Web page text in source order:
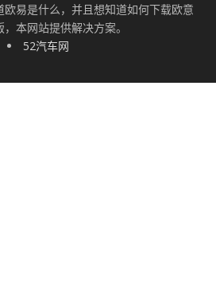
易是什么，并且想知道如何下载欧意
本网站提供解决方案。
52汽车网